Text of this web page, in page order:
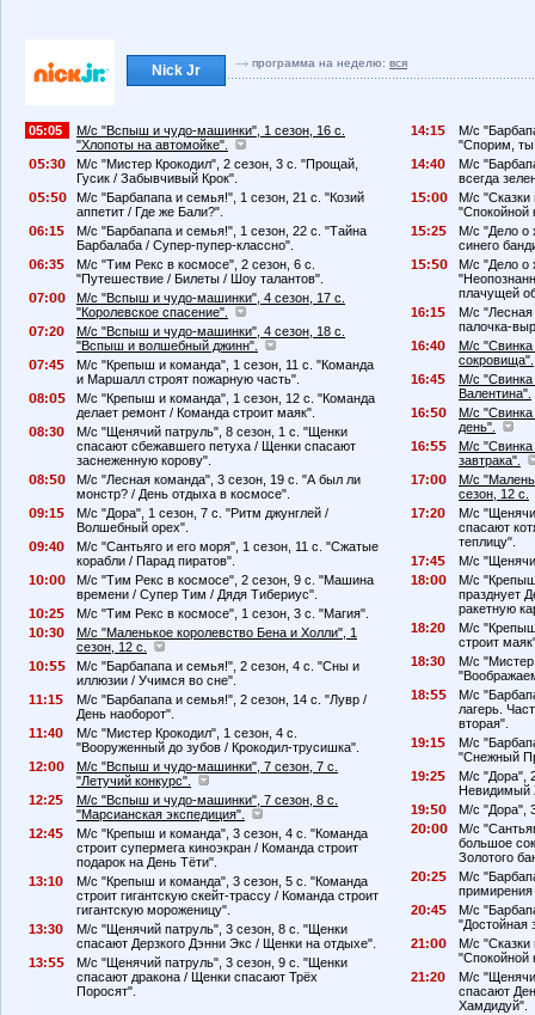
Nick Jr программа на неделю: вся
05:05
М/с "Вспыш и чудо-машинки", 1 сезон, 16 с.
"Хлопоты на автомойке".
:3
М/с "Мистер Крокодил", 2 сезон, 3 с. "Прощай,
Гусик / Забывчивый Крок".
:
М/с "Барбапапа и семья!", 1 сезон, 21 с. "Козий
аппетит / Где же Бали?".
6:1
М/с "Барбапапа и семья!", 1 сезон, 22 с. "Тайна
Барбалаба / Супер-пупер-классно".
6:3
М/с "Тим Рекс в космосе", 2 сезон, 6 с.
"Путешествие / Билеты / Шоу талантов".
7:
М/с "Вспыш и чудо-машинки", 4 сезон, 17 с.
"Королевское спасение".
7:2
М/с "Вспыш и чудо-машинки", 4 сезон, 18 с.
"Вспыш и волшебный джинн".
7:4
М/с "Крепыш и команда", 1 сезон, 11 с. "Команда
и Маршалл строят пожарную часть".
8:
М/с "Крепыш и команда", 1 сезон, 12 с. "Команда
делает ремонт / Команда строит маяк".
8:3
М/с "Щенячий патруль", 8 сезон, 1 с. "Щенки
спасают сбежавшего петуха / Щенки спасают
заснеженную корову".
8:
М/с "Лесная команда", 3 сезон, 19 с. "А был ли
монстр? / День отдыха в космосе".
9:1
М/с "Дора", 1 сезон, 7 с. "Ритм джунглей /
Волшебный орех".
9:4
М/с "Сантьяго и его моря", 1 сезон, 11 с. "Сжатые
корабли / Парад пиратов".
1
:
М/с "Тим Рекс в космосе", 2 сезон, 9 с. "Машина
времени / Супер Тим / Дядя Тибериус".
1
:2
М/с "Тим Рекс в космосе", 1 сезон, 3 с. "Магия".
1
:3
М/с "Маленькое королевство Бена и Холли", 1
сезон, 12 с.
1
:
М/с "Барбапапа и семья!", 2 сезон, 4 с. "Сны и
иллюзии / Учимся во сне".
11:1
М/с "Барбапапа и семья!", 2 сезон, 14 с. "Лувр /
День наоборот".
11:4
М/с "Мистер Крокодил", 1 сезон, 4 с.
"Вооруженный до зубов / Крокодил-трусишка".
12:
М/с "Вспыш и чудо-машинки", 7 сезон, 7 с.
"Летучий конкурс".
12:2
М/с "Вспыш и чудо-машинки", 7 сезон, 8 с.
"Марсианская экспедиция".
12:4
М/с "Крепыш и команда", 3 сезон, 4 с. "Команда
строит супермега киноэкран / Команда строит
подарок на День Тёти".
13:1
М/с "Крепыш и команда", 3 сезон, 5 с. "Команда
строит гигантскую скейт-трассу / Команда строит
гигантскую мороженицу".
13:3
М/с "Щенячий патруль", 3 сезон, 8 с. "Щенки
спасают Дерзкого Дэнни Экс / Щенки на отдыхе".
13:
М/с "Щенячий патруль", 3 сезон, 9 с. "Щенки
спасают дракона / Щенки спасают Трёх
Поросят".
14:1
М/с
"Спорим,
14:4
М/с
всегда
1
:
М/с "Сказки
"Спокойной
1
:2
М/с "Дело о
синего
1
:
М/с "Дело о
плачущей
16:1
М/с "Лесная
палочка-
16:4
М/с "Свинка
сокровища".
16:4
М/с "Свинка
Валентина".
16:
М/с "Свинка
день".
16:
М/с "Свинка
завтрака".
17:
М/с
сезон, 12 с.
17:2
М/с
спасают
теплицу".
17:4
М/с
18:
М/с
празднует
ракетную
18:2
М/с
строит
18:3
М/с "Мистер
18:
М/с
лагерь.
вторая".
19:1
М/с
"Снежный
19:2
М/с "Дора",
Невидимый
19:
М/с "Дора",
2
:
М/с
большое
Золотого
2
:2
М/с
2
:4
М/с
"Достойная
21:
М/с "Сказки
"Спокойной
21:2
М/с
спасают
Хамдидуй".